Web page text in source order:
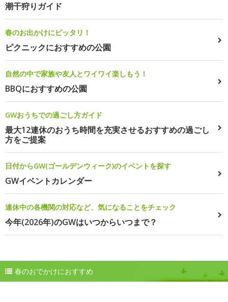
潮干狩りガイド
春のお出かけにピッタリ！
ピクニックにおすすめの公園
自然の中で家族や友人とワイワイ楽しもう！
BBQにおすすめの公園
GWおうちでの過ごし方ガイド
最大12連休のおうち時間を充実させるおすすめの過ごし
方をご提案
日付からGW(ゴールデンウィーク)のイベントを探す
GWイベントカレンダー
連休中の各機関の対応など、気になることをチェック
今年(2026年)のGWはいつからいつまで？
春のおでかけにおすすめ